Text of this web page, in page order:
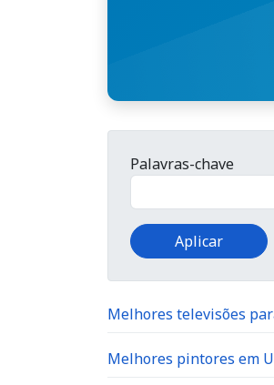
Palavras-chave
Melhores televisões
Melhores pintores em